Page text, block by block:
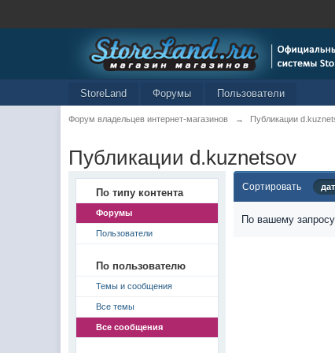
StoreLand Форумы Пользователи
Форум владельцев интернет-магазинов → Публикации
Публикации d.kuznetsov
По типу контента
Форумы
Пользователи
По пользователю
Темы и сообщения
Все темы
Все сообщения
Сортировать
По вашему